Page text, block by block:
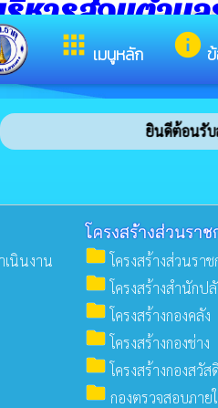
appsเมนูหลัก info
หารส่วนตำบ
งหวัดสกลนคร
ยินดีต้อนรับสู่เ
เนินงาน
โครงสร้างส่วนราช
folder โครงสร้างส่วนราช
folder โครงสร้างสำนักป
folder โครงสร้างกองคลัง
folder โครงสร้างกองช่าง
folder โครงสร้างกองสวั
folder กองตรวจสอบภาย